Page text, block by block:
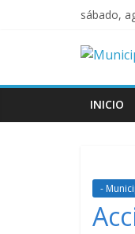
sábado,
INICIO
-